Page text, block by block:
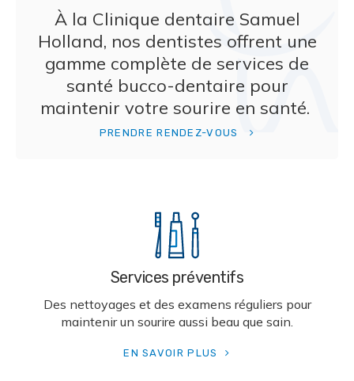
À la Clinique dentaire Samuel
Holland, nos dentistes offrent une
gamme complète de services de
santé bucco-dentaire pour
maintenir votre sourire en santé.
PRENDRE RENDEZ-VOUS
Services préventifs
Des nettoyages et des examens réguliers pour
maintenir un sourire aussi beau que sain.
EN SAVOIR PLUS